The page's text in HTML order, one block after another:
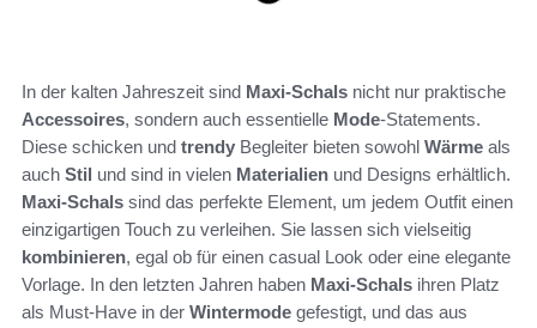
In der kalten Jahreszeit sind Maxi-Schals nicht nur praktische
Accessoires, sondern auch essentielle Mode-Statements.
Diese schicken und trendy Begleiter bieten sowohl Wärme als
auch Stil und sind in vielen Materialien und Designs erhältlich.
Maxi-Schals sind das perfekte Element, um jedem Outfit einen
einzigartigen Touch zu verleihen. Sie lassen sich vielseitig
kombinieren, egal ob für einen casual Look oder eine elegante
Vorlage. In den letzten Jahren haben Maxi-Schals ihren Platz
als Must-Have in der Wintermode gefestigt, und das aus